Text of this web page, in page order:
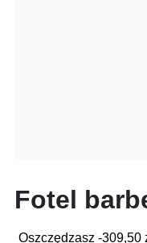
Fotel
Oszczędzasz -309,50